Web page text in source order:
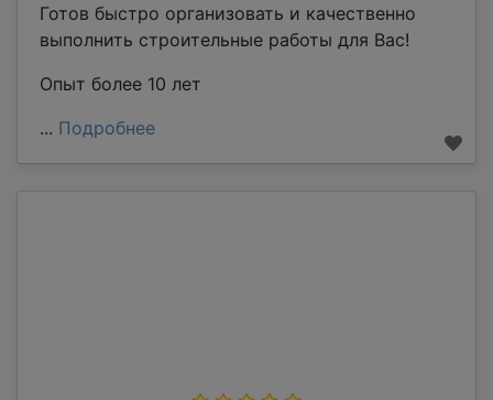
Готов быстро организовать и качественно
выполнить строительные работы для Вас!
Опыт более 10 лет
... Подробнее